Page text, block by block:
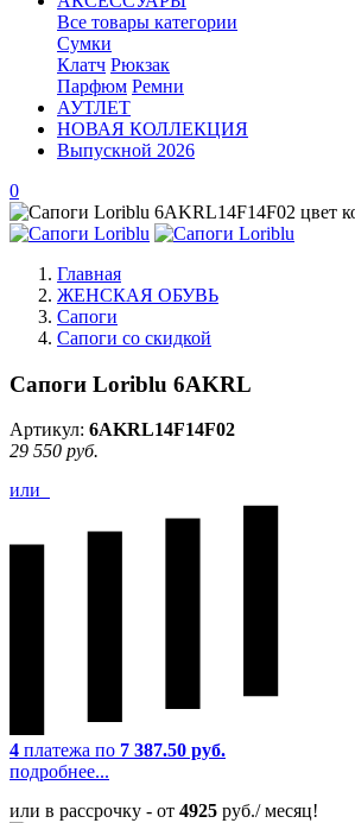
Все товары категории
Сумки
Клатч Рюкзак
Парфюм Ремни
АУТЛЕТ
НОВАЯ КОЛЛЕКЦИЯ
Выпускной 2026
0
Главная
ЖЕНСКАЯ ОБУВЬ
Сапоги
Сапоги со скидкой
Сапоги Loriblu 6AKRL
Артикул: 6AKRL14F14F02
29 550 руб.
или
4 платежа по 7 387.50 руб.
подробнее...
или в рассрочку - от 4925 руб./ месяц!